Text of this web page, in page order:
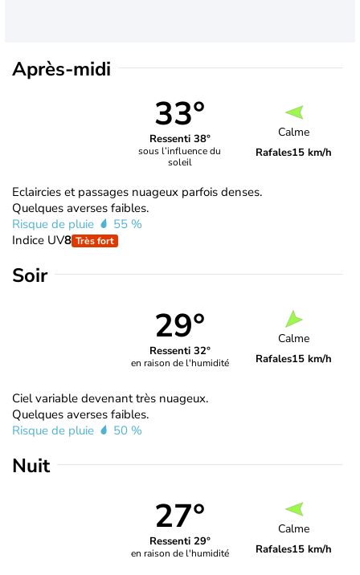
Après-midi
33°
Ressenti 38°
sous l’influence du
soleil
Calme
Rafales15 km/h
Eclaircies et passages nuageux parfois denses.
Quelques averses faibles.
Risque de pluie
55 %
Indice UV8 Très fort
Soir
29°
Ressenti 32°
en raison de l'humidité
Calme
Rafales15 km/h
Ciel variable devenant très nuageux.
Quelques averses faibles.
Risque de pluie
50 %
Nuit
27°
Ressenti 29°
en raison de l'humidité
Calme
Rafales15 km/h